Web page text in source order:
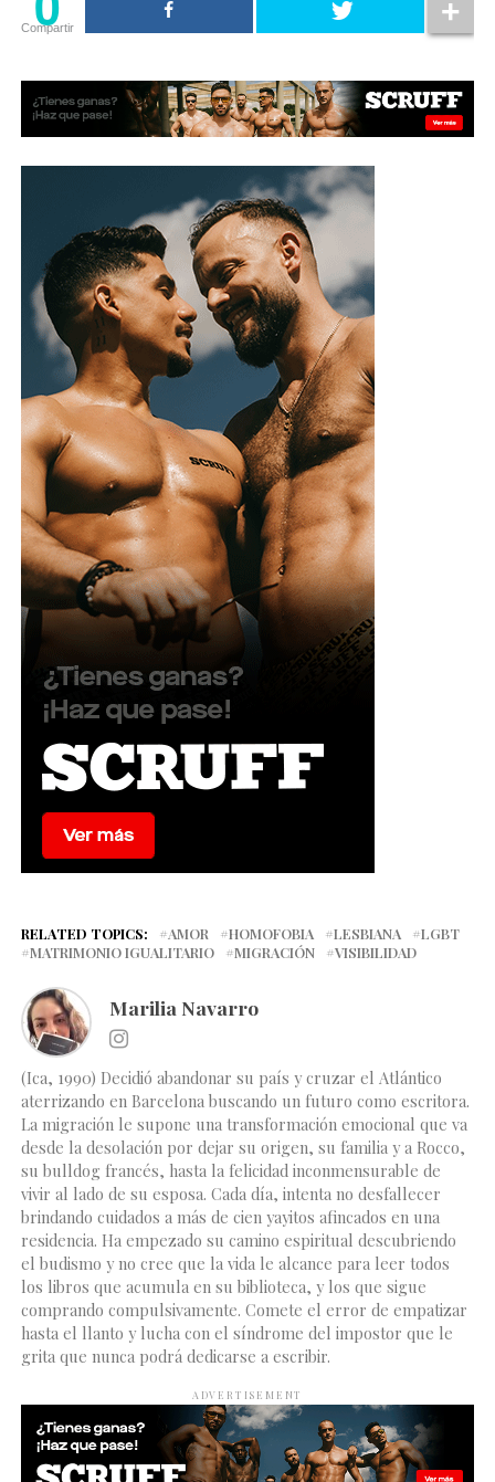
Compartir
RELATED TOPICS: AMOR HOMOFOBIA LESBIANA
LGBT
MATRIMONIO IGUALITARIO
MIGRACIÓN VISIBILIDAD
Marilia Navarro
(Ica, 1990) Decidió abandonar su país y cruzar el Atlántico
aterrizando en Barcelona buscando un futuro como escritora.
La migración le supone una transformación emocional que va
desde la desolación por dejar su origen, su familia y a Rocco,
su bulldog francés, hasta la felicidad inconmensurable de
vivir al lado de su esposa. Cada día, intenta no desfallecer
brindando cuidados a más de cien yayitos afincados en una
residencia. Ha empezado su camino espiritual descubriendo
el budismo y no cree que la vida le alcance para leer todos
los libros que acumula en su biblioteca, y los que sigue
comprando compulsivamente. Comete el error de empatizar
hasta el llanto y lucha con el síndrome del impostor que le
grita que nunca podrá dedicarse a escribir.
ADVERTISEMENT